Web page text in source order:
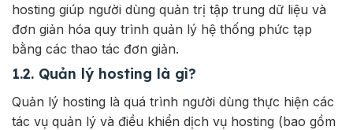
hosting giúp người dùng quản trị tập trung dữ liệu và
đơn giản hóa quy trình quản lý hệ thống phức tạp
bằng các thao tác đơn giản.
1.2. Quản lý hosting là gì?
Quản lý hosting là quá trình người dùng thực hiện các
tác vụ quản lý và điều khiển dịch vụ hosting (bao gồm